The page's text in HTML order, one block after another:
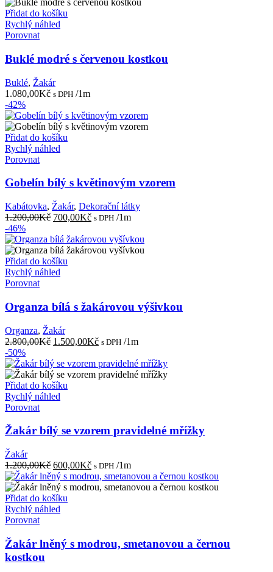
Přidat do košíku
Rychlý náhled
Porovnat
Buklé modré s červenou kostkou
Buklé, Žakár
1.080,00Kč s DPH /1m
-42%
Přidat do košíku
Rychlý náhled
Porovnat
Gobelín bílý s květinovým vzorem
Kabátovka, Žakár, Dekorační látky
1.200,00Kč Původní
byla:
1.200,00Kč.
700,00KčAktuální
je:
700,00Kč.
s DPH /1m
-46%
Přidat do košíku
Rychlý náhled
Porovnat
Organza bílá s žakárovou výšivkou
Organza, Žakár
2.800,00Kč Původní
byla:
2.800,00Kč.
1.500,00KčAktuální
je:
1.500,00Kč.
s DPH /1m
-50%
Přidat do košíku
Rychlý náhled
Porovnat
Žakár bílý se vzorem pravidelné mřížky
Žakár
1.200,00Kč Původní
cena
byla:
1.200,00Kč.
600,00KčAktuální
cena
je:
s DPH /1m
Přidat do košíku
Rychlý náhled
Porovnat
Žakár lněný s modrou, smetanovou a černou
kostkou